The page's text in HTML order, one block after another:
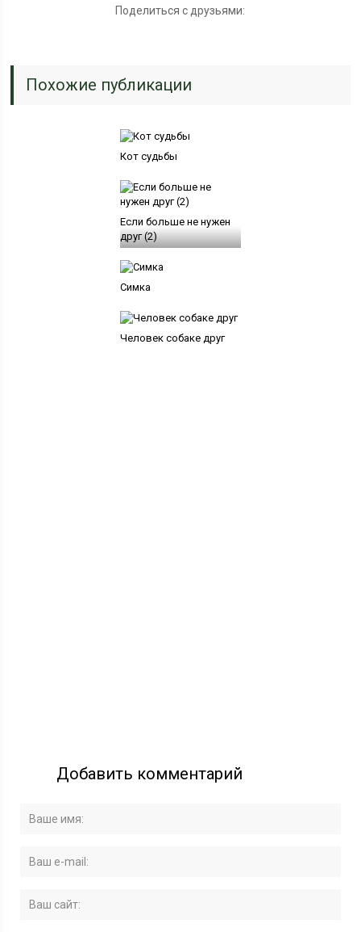
Поделиться с друзьями:
Похожие публикации
Кот судьбы
Если больше не нужен
друг (2)
Симка
Человек собаке друг
Добавить комментарий